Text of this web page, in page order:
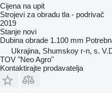
Cijena na upit
Strojevi za obradu tla - podrivač
2019
Stanje novi
Dubina obrade 1.100 mm
Ukrajina, Shumskoy r-n, s.
TOV "Neo Agro"
Kontaktirajte prodavatelja